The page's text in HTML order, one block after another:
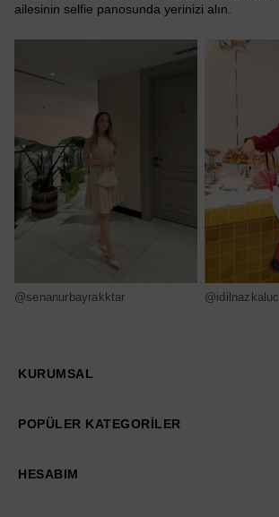
ailesinin selfie panosunda yerinizi alın.
@senanurbayrakktar @idilnazkaluc
KURUMSAL
POPÜLER KATEGORİLER
HESABIM